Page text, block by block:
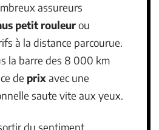
assureurs
petit rouleurou
à la distance parcourue.
la barre des 8 000 km
de prixavec une
saute vite aux yeux.
du sentiment